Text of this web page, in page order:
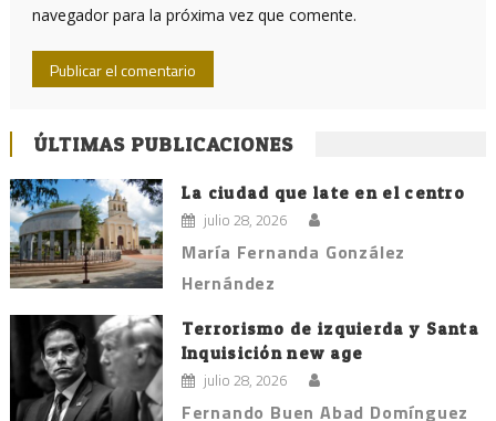
navegador para la próxima vez que comente.
ÚLTIMAS PUBLICACIONES
La ciudad que late en el centro
julio 28, 2026
María Fernanda González
Hernández
Terrorismo de izquierda y Santa
Inquisición new age
julio 28, 2026
Fernando Buen Abad Domínguez